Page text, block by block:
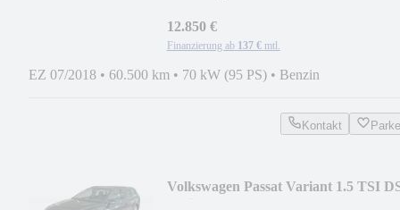
12.850 €
Finanzierung ab 137 € mtl.
EZ 07/2018 • 60.500 km • 70 kW (95 PS) • Benzin
Kontakt
Volkswagen Passat Variant 1.5 TSI